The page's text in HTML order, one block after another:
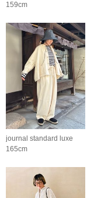
159cm
journal standard luxe
165cm